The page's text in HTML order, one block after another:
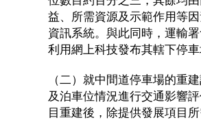
益、所需資源及示範作用等
資訊系統。與此同時，運輸
利用網上科技發布其轄下停
（二）就中間道停車場的重
及泊車位情況進行交通影響
目重建後，除提供發展項目